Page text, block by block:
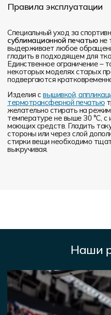
Правила эксплуатации
Специальный уход за
сублимационной печатью не
выдерживает любое
гладить в подходящем для
Единственное ограничение –
некоторых моделях старых
подвергаются
Изделия с вышивкой,
термотрансферной печатью
желательно стирать на
температуре не выше 30 °C, с
моющих средств. Гладить
стороны или через слой
стирки вещи необходимо
выкручивая.
Наши